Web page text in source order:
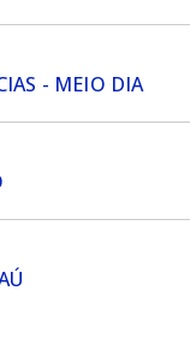
- MEIO DIA